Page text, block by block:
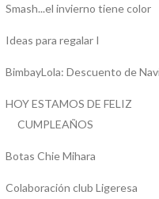
Smash...el invierno tiene color
Ideas para regalar I
BimbayLola: Descuento de
HOY ESTAMOS DE FELIZ
CUMPLEAÑOS
Botas Chie Mihara
Colaboración club Ligeresa